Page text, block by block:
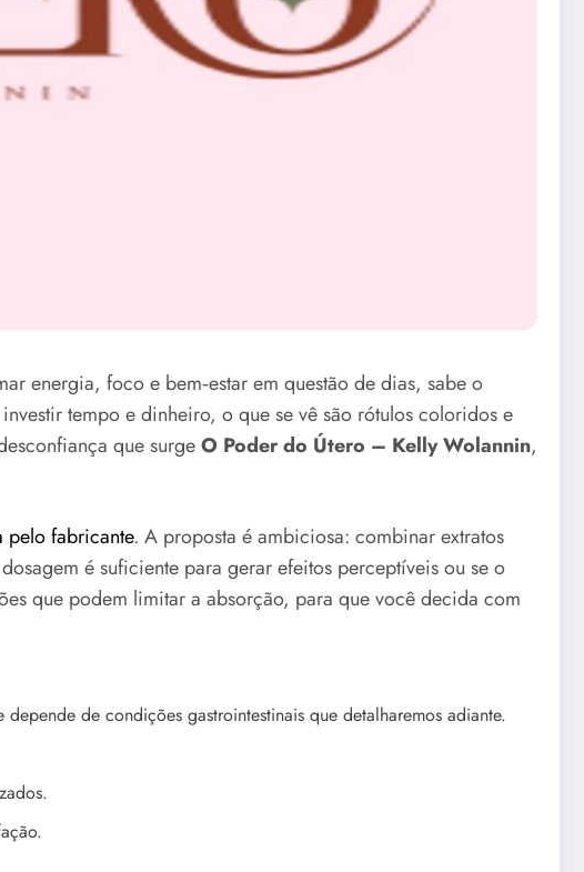
energia, foco e bem‑estar em questão de dias, sabe o
tempo e dinheiro, o que se vê são rótulos coloridos e
que surgeO Poder do Útero – Kelly Wolannin,
fabricante. A proposta é ambiciosa: combinar extratos
é suficiente para gerar efeitos perceptíveis ou se o
que podem limitar a absorção, para que você decida com
de condições gastrointestinais que detalharemos adiante.